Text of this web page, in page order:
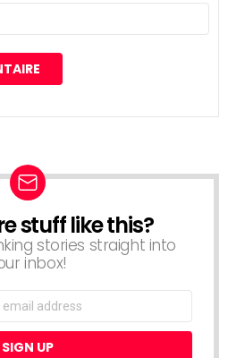
stuff like this?
stories straight into
inbox!